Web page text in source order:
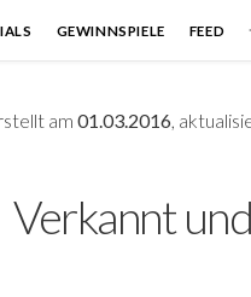
GEWINNSPIELE FEED
am01.03.2016 ,
Verkannt